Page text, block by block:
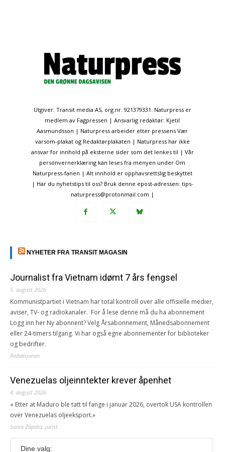
Utgiver: Transit media AS, org.nr. 921379331. Naturpress er
medlem av Fagpressen | Ansvarlig redaktør: Kjetil
Aasmundsson | Naturpress arbeider etter pressens Vær
varsom-plakat og Redaktørplakaten | Naturpress har ikke
ansvar for innhold på eksterne sider som det lenkes til | Vår
personvernerklæring kan leses fra menyen under Om
Naturpress-fanen | Alt innhold er opphavsrettslig beskyttet
| Har du nyhetstips til oss? Bruk denne epost-adressen: tips-
naturpress@protonmail.com |
NYHETER FRA TRANSIT MAGASIN
Journalist fra Vietnam idømt 7 års fengsel
5. august 2026
Kommunistpartiet i Vietnam har total kontroll over alle offisielle medier,
aviser, TV- og radiokanaler. For å lese denne må du ha abonnement
Logg inn her Ny abonnent? Velg Årsabonnement, Månedsabonnement
eller 24-timers tilgang. Vi har også egne abonnementer for biblioteker
og bedrifter.
Redaksjonen
Venezuelas oljeinntekter krever åpenhet
4. august 2026
« Etter at Maduro ble tatt til fange i januar 2026, overtok USA kontrollen
over Venezuelas oljeeksport.»
Sonia Zapata, jurist
Dine valg: